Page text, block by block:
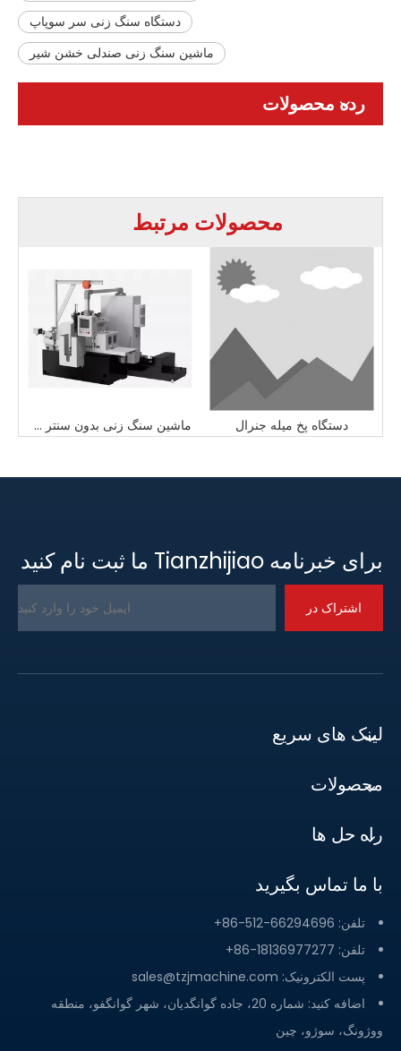
دستگاه سنگ زنی سر سوپاپ
ماشین سنگ زنی صندلی خشن شیر
رده محصولات
محصولات مرتبط
ماشین سنگ زنی بدون سنتر Groove دستگاه پخ میله جنرال
برای خبرنامه Tianzhijiao ما ثبت نام کنید
اشتراک در
لینک های سریع
محصولات
راه حل ها
با ما تماس بگیرید
تلفن: 66294696-512-86+
تلفن: 18136977277-86+
پست الکترونیک: sales@tzjmachine.com
اضافه کنید: شماره 20، جاده گوانگدیان، شهر گوانگفو، منطقه
ووژونگ، سوژو، چین